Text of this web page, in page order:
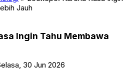
Jauh
Ingin Tahu Membawa
30 Jun 2026